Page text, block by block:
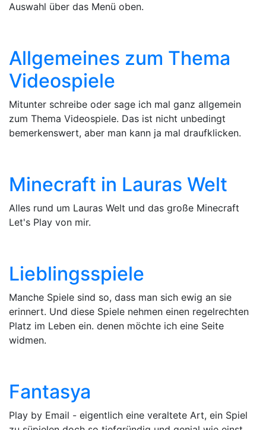
Auswahl über das Menü oben.
Allgemeines zum Thema
Videospiele
Mitunter schreibe oder sage ich mal ganz allgemein
zum Thema Videospiele. Das ist nicht unbedingt
bemerkenswert, aber man kann ja mal draufklicken.
Minecraft in Lauras Welt
Alles rund um Lauras Welt und das große Minecraft
Let's Play von mir.
Lieblingsspiele
Manche Spiele sind so, dass man sich ewig an sie
erinnert. Und diese Spiele nehmen einen regelrechten
Platz im Leben ein. denen möchte ich eine Seite
widmen.
Fantasya
Play by Email - eigentlich eine veraltete Art, ein Spiel